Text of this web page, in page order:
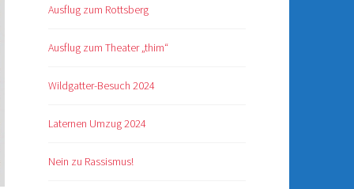
Ausflug zum Rottsberg
Ausflug zum Theater „thim“
Wildgatter-Besuch 2024
Laternen Umzug 2024
Nein zu Rassismus!